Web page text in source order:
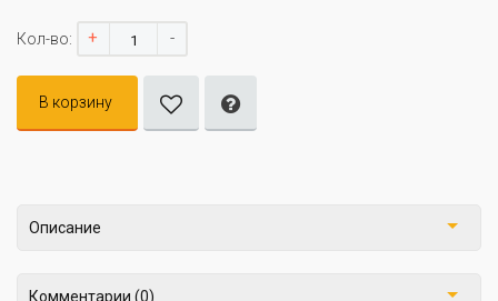
Кол-во: + -
В корзину
Описание
Комментарии (0)